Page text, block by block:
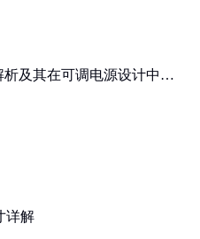
析及其在可调电源设计中的
详解